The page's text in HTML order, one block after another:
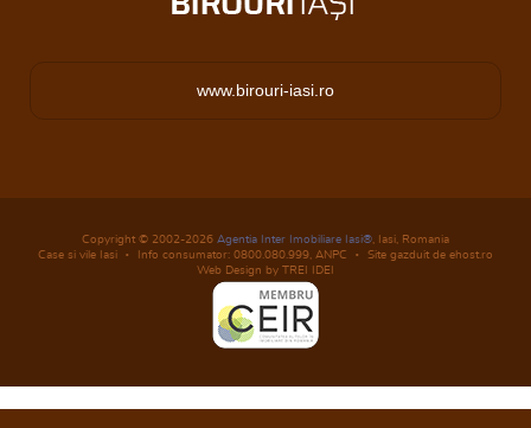
www.birouri-iasi.ro
Copyright © 2002-2026 Agentia Inter Imobiliare Iasi® , Iasi, Romania
Case si vile Iasi
Info consumator: 0800.080.999, ANPC
Site gazduit de ehost.ro
Web Design by TREI IDEI